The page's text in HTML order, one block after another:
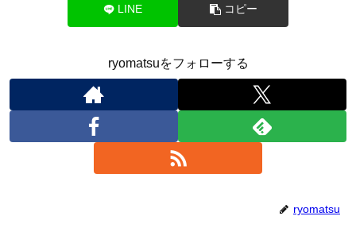
LINE コピー
ryomatsuをフォローする
ryomatsu